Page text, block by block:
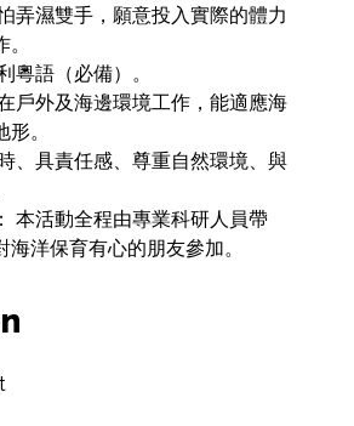
弄濕雙手，願意投入實際的體力
粵語（必備）。
戶外及海邊環境工作，能適應海
。
、具責任感、尊重自然環境、與
本活動全程由專業科研人員帶
洋保育有心的朋友參加。